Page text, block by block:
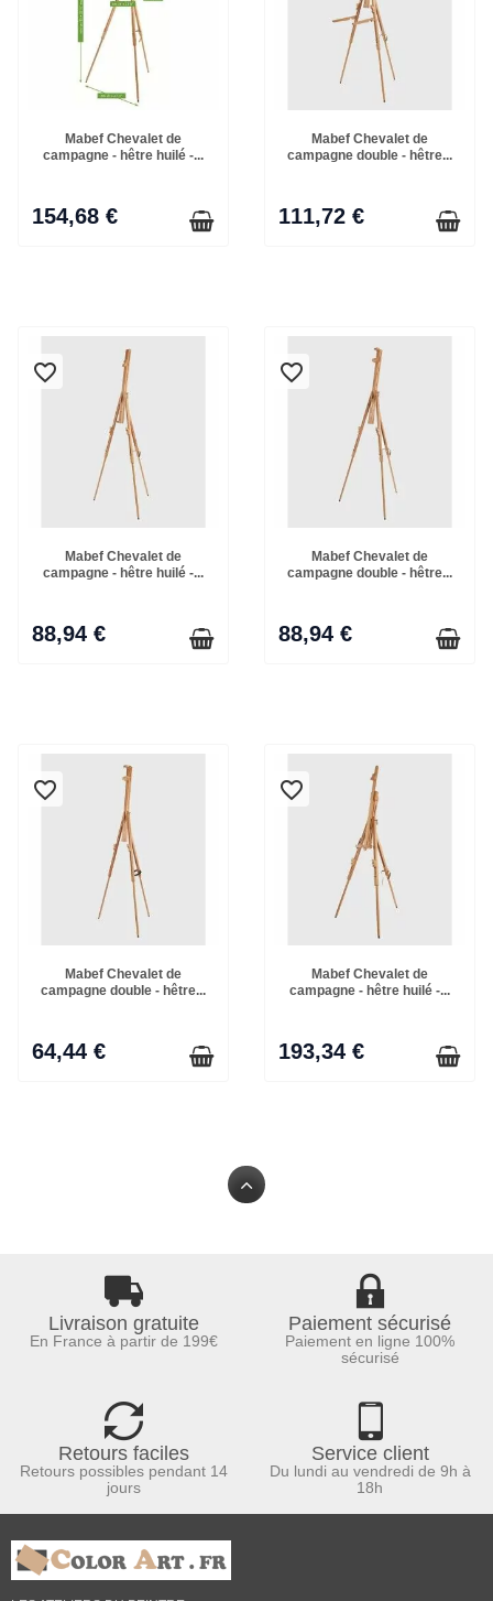
Mabef Chevalet de
campagne - hêtre huilé -...
154,68 €
Mabef Chevalet de
campagne double - hêtre...
111,72 €
favorite_border
Mabef Chevalet de
campagne - hêtre huilé -...
88,94 €
favorite_border
Mabef Chevalet de
campagne double - hêtre...
88,94 €
favorite_border
Mabef Chevalet de
campagne double - hêtre...
64,44 €
favorite_border
Mabef Chevalet de
campagne - hêtre huilé -...
193,34 €
Livraison gratuite
En France à partir de 199€
Paiement sécurisé
Paiement en ligne 100%
sécurisé
Retours faciles
Retours possibles pendant 14
jours
Service client
Du lundi au vendredi de 9h à
18h